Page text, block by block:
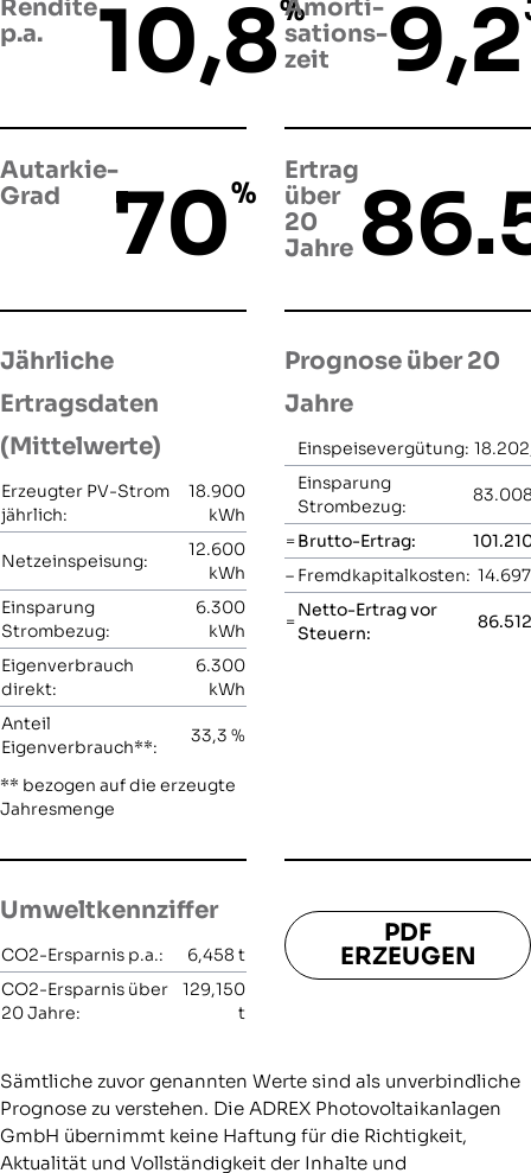
Rendite
p.a.
10,8%
Amorti­
sations­
zeit
9,2
Autarkie-
Grad
70%
Ertrag
über
20
Jahre
Jährliche
Ertragsdaten
(Mittelwerte)
Erzeugter PV-Strom
jährlich:
18.900
kWh
Netzeinspeisung:
12.600
kWh
Einsparung
Strombezug:
6.300
kWh
Eigenverbrauch
direkt:
6.300
kWh
Anteil
Eigenverbrauch**:
33,3 %
** bezogen auf die erzeugte
Jahresmenge
Prognose über 20
Jahre
Einspeisevergütung:
Einsparung
Strombezug:
=Brutto-Ertrag:
– Fremdkapitalkosten:
=
Netto-Ertrag vor
Steuern:
Umweltkennziffer
CO2-Ersparnis p.a.: 6,458 t
CO2-Ersparnis über
20 Jahre:
129,150
t
PDF
ERZEUGEN
Sämtliche zuvor genannten Werte sind als unverbindliche
Prognose zu verstehen. Die ADREX Photovoltaikanlagen
GmbH übernimmt keine Haftung für die Richtigkeit,
Aktualität und Vollständigkeit der Inhalte und